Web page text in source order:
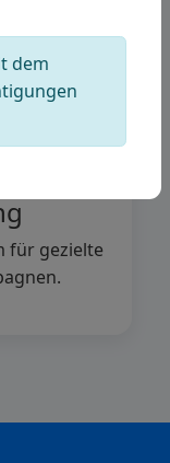
für gezielte
dem